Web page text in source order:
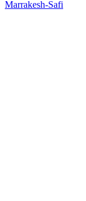
Marrakesh-Safi